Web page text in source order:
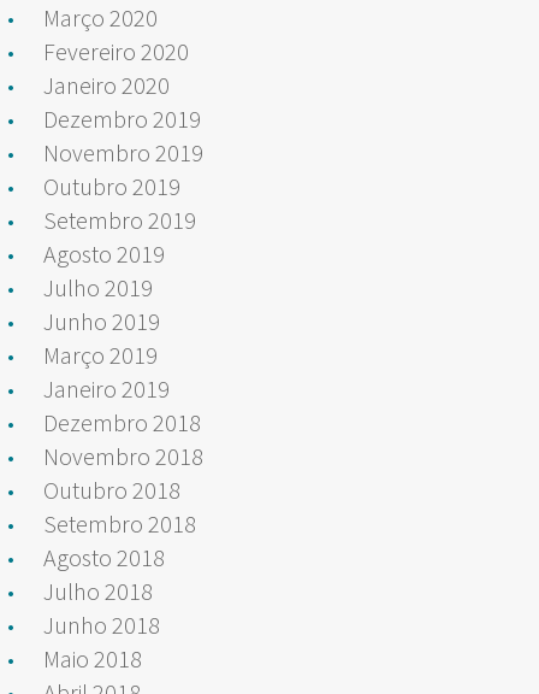
Março 2020
Fevereiro 2020
Janeiro 2020
Dezembro 2019
Novembro 2019
Outubro 2019
Setembro 2019
Agosto 2019
Julho 2019
Junho 2019
Março 2019
Janeiro 2019
Dezembro 2018
Novembro 2018
Outubro 2018
Setembro 2018
Agosto 2018
Julho 2018
Junho 2018
Maio 2018